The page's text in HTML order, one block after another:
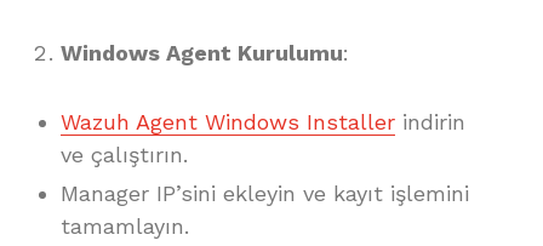
Windows Agent Kurulumu:
Wazuh Agent Windows Installer indirin
ve çalıştırın.
Manager IP’sini ekleyin ve kayıt işlemini
tamamlayın.